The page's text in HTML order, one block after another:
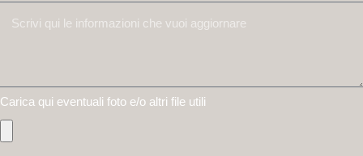
Carica qui eventuali foto e/o altri file utili